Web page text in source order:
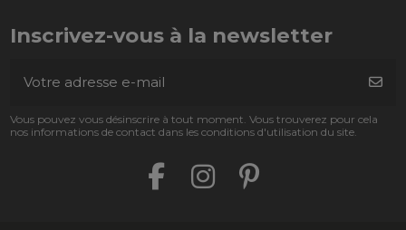
Inscrivez-vous à la newsletter
Vous pouvez vous désinscrire à tout moment. Vous trouverez pour cela
nos informations de contact dans les conditions d'utilisation du site.